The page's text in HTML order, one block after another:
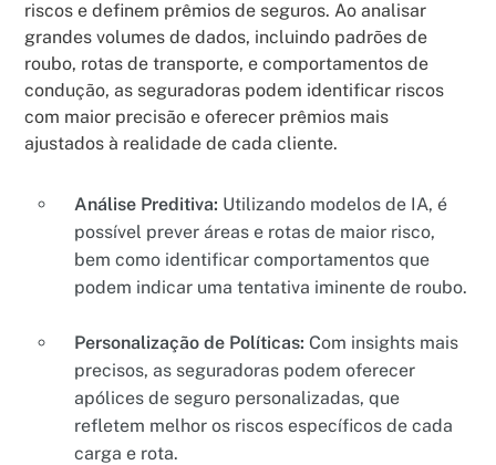
riscos e definem prêmios de seguros. Ao analisar
grandes volumes de dados, incluindo padrões de
roubo, rotas de transporte, e comportamentos de
condução, as seguradoras podem identificar riscos
com maior precisão e oferecer prêmios mais
ajustados à realidade de cada cliente.
Análise Preditiva: Utilizando modelos de IA, é
possível prever áreas e rotas de maior risco,
bem como identificar comportamentos que
podem indicar uma tentativa iminente de roubo.
Personalização de Políticas: Com insights mais
precisos, as seguradoras podem oferecer
apólices de seguro personalizadas, que
refletem melhor os riscos específicos de cada
carga e rota.